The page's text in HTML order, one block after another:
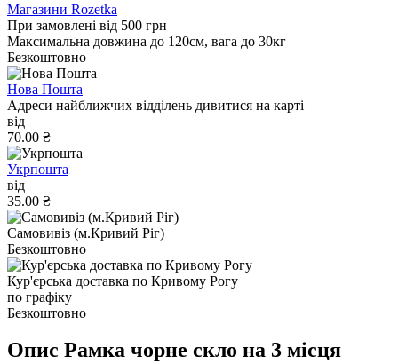
Магазини Rozetka
При замовлені від 500 грн
Максимальна довжина до 120см, вага до 30кг
Безкоштовно
Нова Пошта
Адреси найближчих відділень дивитися на карті
від
70.00 ₴
Укрпошта
від
35.00 ₴
Самовивіз (м.Кривий Ріг)
Безкоштовно
Кур'єрська доставка по Кривому Рогу
по графіку
Безкоштовно
Опис Рамка чорне скло на 3 місця